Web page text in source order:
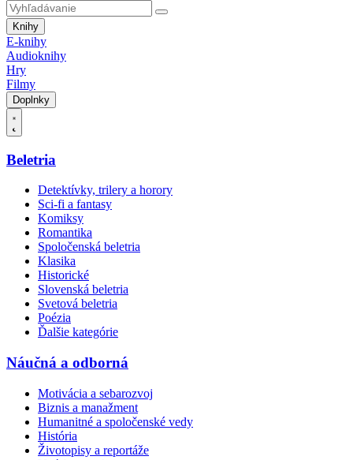
Knihy
E-knihy
Audioknihy
Hry
Filmy
Doplnky
Beletria
Detektívky, trilery a horory
Sci-fi a fantasy
Komiksy
Romantika
Spoločenská beletria
Klasika
Historické
Slovenská beletria
Svetová beletria
Poézia
Ďalšie kategórie
Náučná a odborná
Motivácia a sebarozvoj
Biznis a manažment
Humanitné a spoločenské vedy
História
Životopisy a reportáže